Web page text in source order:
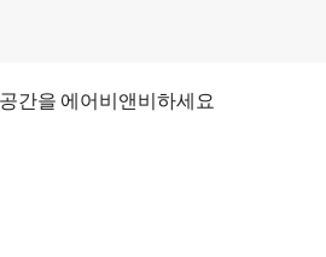
간을 에어비앤비하세요